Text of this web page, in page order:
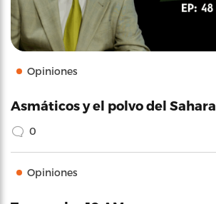
Opiniones
Asmáticos y el polvo del Sahara
0
Opiniones